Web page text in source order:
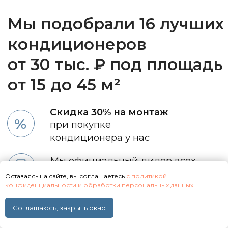
Оставаясь на сайте, вы соглашаетесь с политикой
конфиденциальности и обработки персональных данных
Соглашаюсь, закрыть окно